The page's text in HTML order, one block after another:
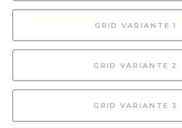
GRID VARIANTE 1
GRID VARIANTE 2
GRID VARIANTE 3